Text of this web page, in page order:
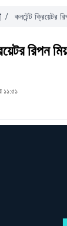
/ কনটেন্ট ক্রিয়েটর
রিপন
১১:৫১